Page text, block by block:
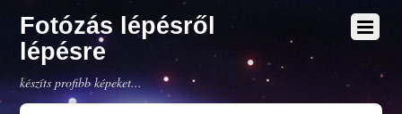
Fotózás lépésről
lépésre
készíts profibb képeket...